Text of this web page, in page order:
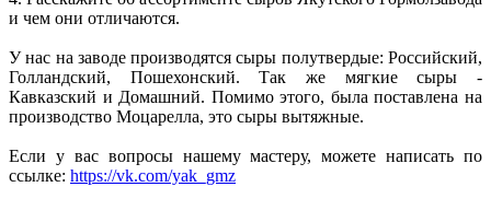
и чем они отличаются.
У нас на заводе производятся сыры полутвердые: Российский,
Голландский, Пошехонский. Так же мягкие сыры -
Кавказский и Домашний. Помимо этого, была поставлена на
производство Моцарелла, это сыры вытяжные.
Если у вас вопросы нашему мастеру, можете написать по
ссылке: https://vk.com/yak_gmz